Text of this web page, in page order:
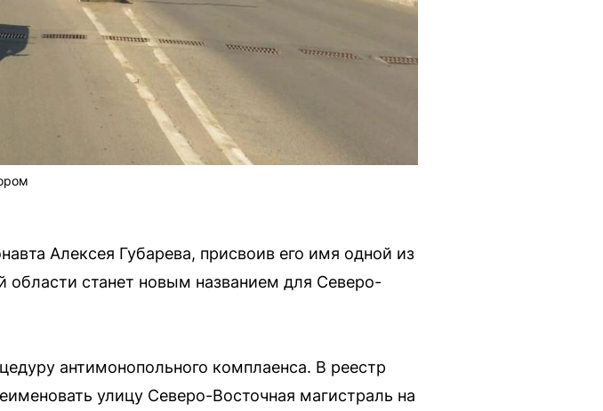
Алексея Губарева, присвоив его имя одной из
станет новым названием для Северо-
антимонопольного комплаенса. В реестр
улицу Северо-Восточная магистраль на